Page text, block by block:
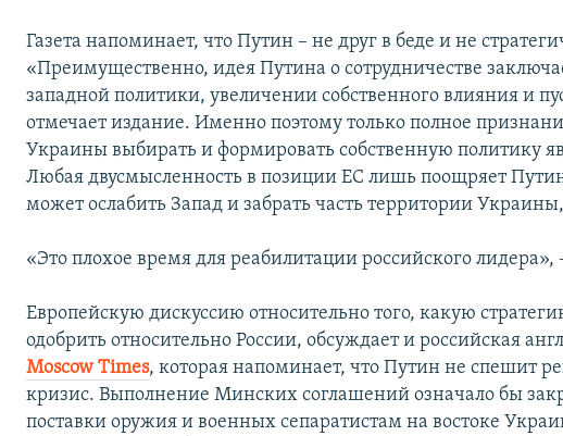
Газета напоминает, что Путин – не друг в беде и не
«Преимущественно, идея Путина о сотрудничестве
западной политики, увеличении собственного влияния и
отмечает издание. Именно поэтому только полное
Украины выбирать и формировать собственную политику
Любая двусмысленность в позиции ЕС лишь поощряет
может ослабить Запад и забрать часть территории
«Это плохое время для реабилитации российского лидера»,
Европейскую дискуссию относительно того, какую
одобрить относительно России, обсуждает и российская
Moscow Times, которая напоминает, что Путин не спешит
кризис. Выполнение Минских соглашений означало бы
поставки оружия и военных сепаратистам на востоке